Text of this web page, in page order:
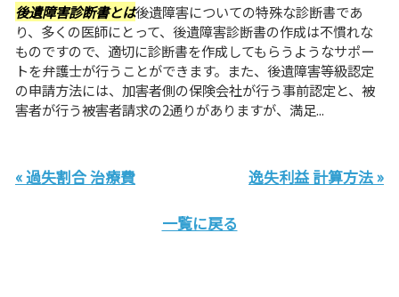
後遺障害診断書とは後遺障害についての特殊な診断書であ
り、多くの医師にとって、後遺障害診断書の作成は不慣れな
ものですので、適切に診断書を作成してもらうようなサポー
トを弁護士が行うことができます。また、後遺障害等級認定
の申請方法には、加害者側の保険会社が行う事前認定と、被
害者が行う被害者請求の2通りがありますが、満足...
« 過失割合 治療費 逸失利益 計算方法 »
一覧に戻る